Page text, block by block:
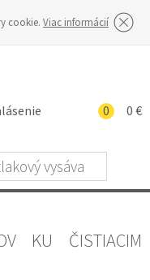
cookie. Viac informácií
0 0 €
KU ČISTIACIM